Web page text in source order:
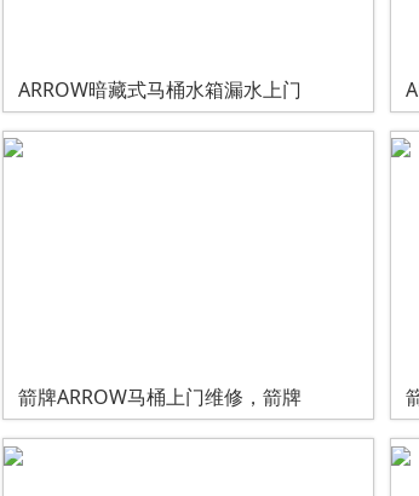
ARROW暗藏式马桶水箱漏水上门
箭牌ARROW马桶上门维修，箭牌